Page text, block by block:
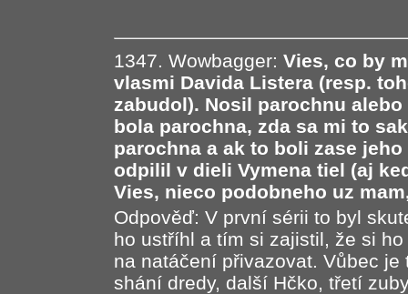
1347. Wowbagger: Vies, co by
vlasmi Davida Listera (resp.
zabudol). Nosil parochnu
bola parochna, zda sa mi to
parochna a ak to boli zase
odpilil v dieli Vymena tiel (aj
Vies, nieco podobneho uz
Odpověď: V první sérii to byl
ho ustříhl a tím si zajistil, že si
na natáčení přivazovat. Vůbec
shání dredy, další Hčko, třetí